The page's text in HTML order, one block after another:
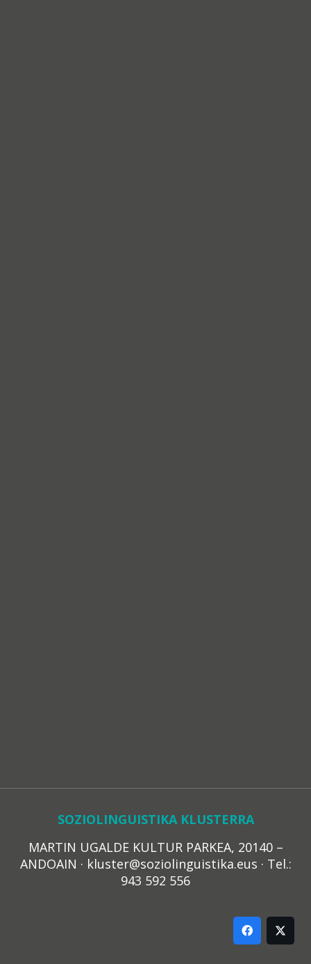
SOZIOLINGUISTIKA KLUSTERRA
MARTIN UGALDE KULTUR PARKEA, 20140 –
ANDOAIN · kluster@soziolinguistika.eus · Tel.:
943 592 556